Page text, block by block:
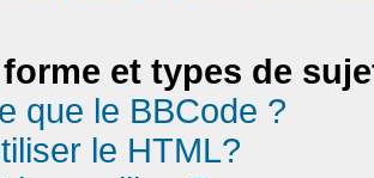
et types de
que le BBCode ?
le HTML?